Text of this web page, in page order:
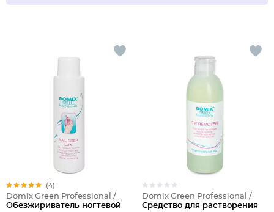
(4)
Domix Green Professional /
Обезжириватель ногтевой
Domix Green Professional /
Средство для растворения